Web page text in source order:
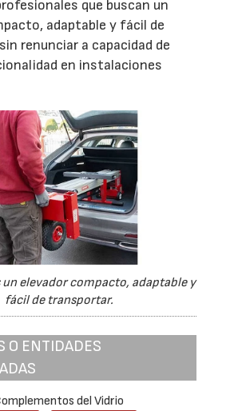
que buscan un
adaptable y fácil de
renunciar a capacidad de
en instalaciones
un elevador compacto, adaptable y
fácil de transportar.
O ENTIDADES
del Vidrio